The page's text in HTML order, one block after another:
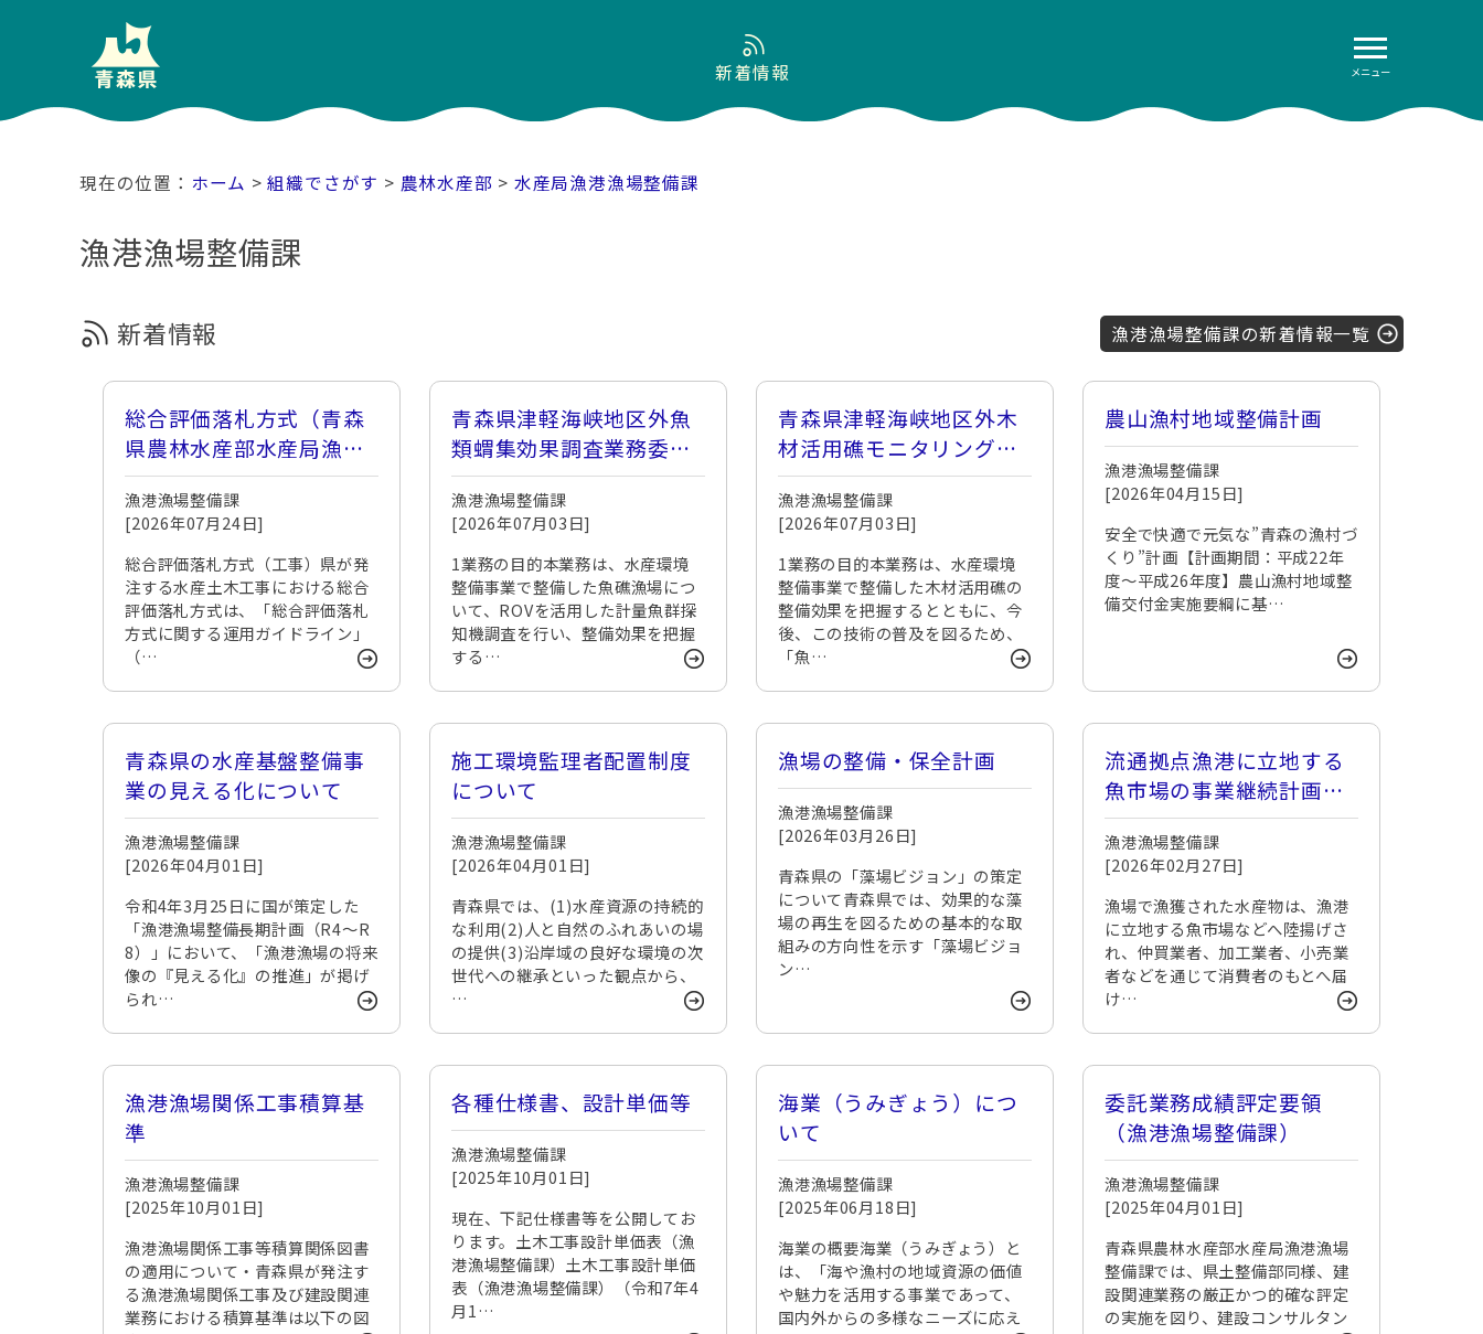
メニュー
新着情報
ホーム >組織でさがす > 農林水産部 > 水産局漁港漁場整備課
漁港漁場整備課
新着情報 漁港漁場整備課の新着情報一覧
総合評価落札方式（青森
県農林水産部水産局漁港
漁場整備課）の運用
漁港漁場整備課
[2026年07月24日]
総合評価落札方式（工事）県が発
注する水産土木工事における総合
評価落札方式は、「総合評価落札
方式に関する運用ガイドライン」
（…
青森県津軽海峡地区外魚
類蝟集効果調査業務委託
の実施者を募集します
漁港漁場整備課
[2026年07月03日]
1業務の目的本業務は、水産環境
整備事業で整備した魚礁漁場につ
いて、ROVを活用した計量魚群探
知機調査を行い、整備効果を把握
する…
青森県津軽海峡地区外木
材活用礁モニタリング調
査業務委託の実施者を募
集します
漁港漁場整備課
[2026年07月03日]
1業務の目的本業務は、水産環境
整備事業で整備した木材活用礁の
整備効果を把握するとともに、今
後、この技術の普及を図るため、
「魚…
農山漁村地域整備計画
漁港漁場整備課
[2026年04月15日]
安全で快適で元気な”青森の漁村づ
くり”計画【計画期間：平成22年
度～平成26年度】農山漁村地域整
備交付金実施要綱に基…
青森県の水産基盤整備事
業の見える化について
漁港漁場整備課
[2026年04月01日]
令和4年3月25日に国が策定した
「漁港漁場整備長期計画（R4～R
8）」において、「漁港漁場の将来
像の『見える化』の推進」が掲げ
られ…
施工環境監理者配置制度
について
漁港漁場整備課
[2026年04月01日]
青森県では、(1)水産資源の持続的
な利用(2)人と自然のふれあいの場
の提供(3)沿岸域の良好な環境の次
世代への継承といった観点から、
…
漁場の整備・保全計画
漁港漁場整備課
[2026年03月26日]
青森県の「藻場ビジョン」の策定
について青森県では、効果的な藻
場の再生を図るための基本的な取
組みの方向性を示す「藻場ビジョ
ン…
流通拠点漁港に立地する
魚市場の事業継続計画
（BCP）
漁港漁場整備課
[2026年02月27日]
漁場で漁獲された水産物は、漁港
に立地する魚市場などへ陸揚げさ
れ、仲買業者、加工業者、小売業
者などを通じて消費者のもとへ届
け…
漁港漁場関係工事積算基
準
漁港漁場整備課
[2025年10月01日]
漁港漁場関係工事等積算関係図書
の適用について・青森県が発注す
る漁港漁場関係工事及び建設関連
業務における積算基準は以下の図
各種仕様書、設計単価等
漁港漁場整備課
[2025年10月01日]
現在、下記仕様書等を公開してお
ります。土木工事設計単価表（漁
港漁場整備課）土木工事設計単価
表（漁港漁場整備課）（令和7年4
月1…
海業（うみぎょう）につ
いて
漁港漁場整備課
[2025年06月18日]
海業の概要海業（うみぎょう）と
は、「海や漁村の地域資源の価値
や魅力を活用する事業であって、
国内外からの多様なニーズに応え
委託業務成績評定要領
（漁港漁場整備課）
漁港漁場整備課
[2025年04月01日]
青森県農林水産部水産局漁港漁場
整備課では、県土整備部同様、建
設関連業務の厳正かつ的確な評定
の実施を図り、建設コンサルタン